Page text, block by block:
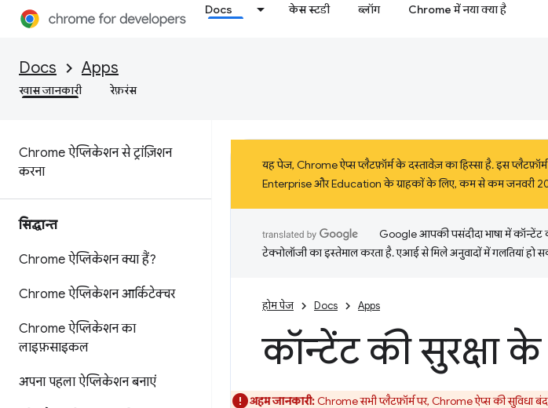
Docs केस स्टडी ब्लॉग Chrome में नया क्या है
Docs Apps
खास जानकारी रेफ़रंस
Chrome ऐप्लिकेशन से ट्रांज़िशन
करना
सिद्धान्त
Chrome ऐप्लिकेशन क्या हैं?
Chrome ऐप्लिकेशन आर्किटेक्चर
Chrome ऐप्लिकेशन का
लाइफ़साइकल
अपना पहला ऐप्लिकेशन बनाएं
यह पेज, Chrome ऐप्स प्लैटफ़ॉर्म के दस्तावेज़ का हिस्सा है. इस
Enterprise और Education के ग्राहकों के लिए, कम से कम जनवरी
Google आपकी पसंदीदा भाषा में
टेक्नोलॉजी का इस्तेमाल करता है. एआई से मिले अनुवादों में गलतियां हो
होम पेज Docs Apps
कॉन्टेंट की सुरक्षा के
अहम जानकारी:Chrome सभी प्लैटफ़ॉर्म पर, Chrome ऐप्स की सुविधा